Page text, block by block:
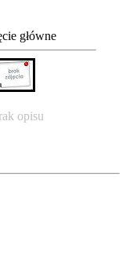
główne
opisu